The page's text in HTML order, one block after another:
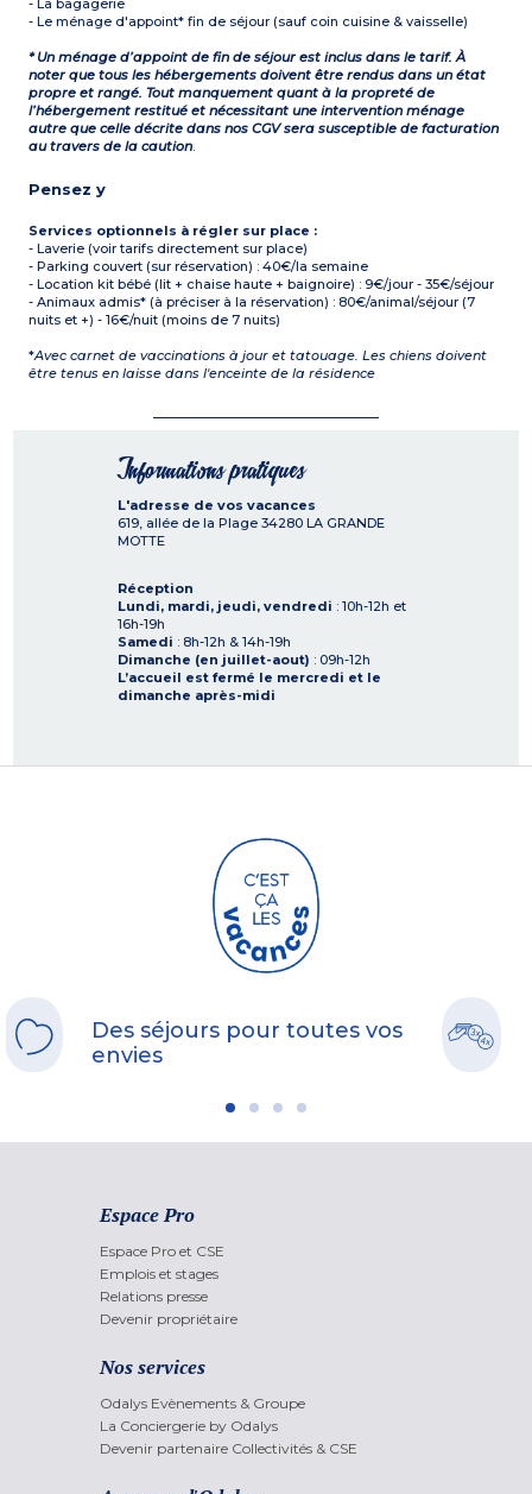
- La bagagerie
- Le ménage d'appoint* fin de séjour (sauf coin cuisine & vaisselle)
* Un ménage d’appoint de fin de séjour est inclus dans le tarif. À
noter que tous les hébergements doivent être rendus dans un état
propre et rangé. Tout manquement quant à la propreté de
l’hébergement restitué et nécessitant une intervention ménage
autre que celle décrite dans nos CGV sera susceptible de facturation
au travers de la caution.
Pensez y
Services optionnels à régler sur place :
- Laverie (voir tarifs directement sur place)
- Parking couvert (sur réservation) : 40€/la semaine
- Location kit bébé (lit + chaise haute + baignoire) : 9€/jour - 35€/séjour
- Animaux admis* (à préciser à la réservation) : 80€/animal/séjour (7
nuits et +) - 16€/nuit (moins de 7 nuits)
*Avec carnet de vaccinations à jour et tatouage. Les chiens doivent
être tenus en laisse dans l'enceinte de la résidence
Informations pratiques
L'adresse de vos vacances
619, allée de la Plage 34280 LA GRANDE
MOTTE
Réception
Lundi, mardi, jeudi, vendredi : 10h-12h et
16h-19h
Samedi : 8h-12h & 14h-19h
Dimanche (en juillet-aout) : 09h-12h
L’accueil est fermé le mercredi et le
dimanche après-midi
Des séjours pour toutes vos
envies
Espace Pro
Espace Pro et CSE
Emplois et stages
Relations presse
Devenir propriétaire
Nos services
Odalys Evènements & Groupe
La Conciergerie by Odalys
Devenir partenaire Collectivités & CSE